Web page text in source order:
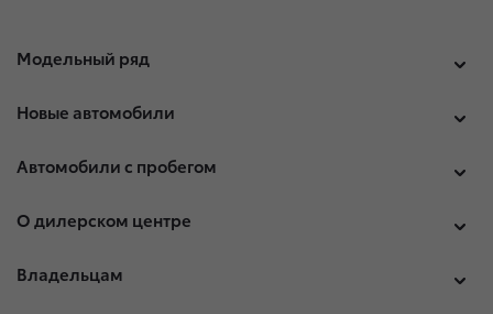
Модельный ряд
Новые автомобили
Автомобили с пробегом
О дилерском центре
Владельцам